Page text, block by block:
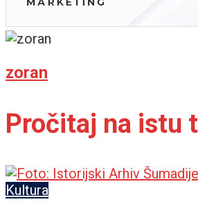
zoran
Pročitaj na istu
Kultura